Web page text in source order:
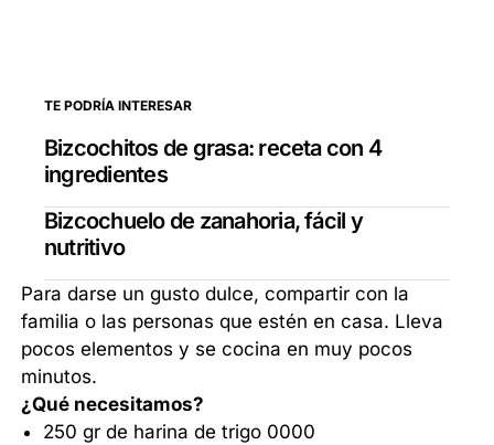
TE PODRÍA INTERESAR
Bizcochitos de grasa: receta con 4
ingredientes
Bizcochuelo de zanahoria, fácil y
nutritivo
Para darse un gusto dulce, compartir con la
familia o las personas que estén en casa. Lleva
pocos elementos y se cocina en muy pocos
minutos.
¿Qué necesitamos?
250 gr de harina de trigo 0000